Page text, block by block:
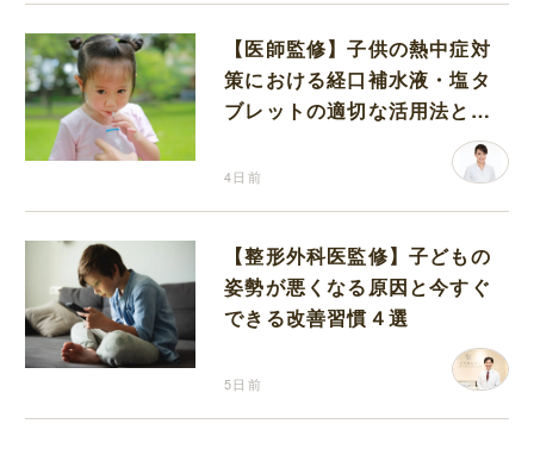
【医師監修】子供の熱中症対
策における経口補水液・塩タ
ブレットの適切な活用法と水
4日前
【整形外科医監修】子どもの
姿勢が悪くなる原因と今すぐ
できる改善習慣４選
5日前